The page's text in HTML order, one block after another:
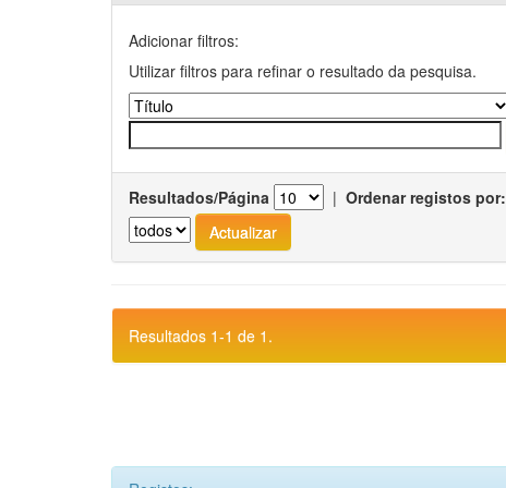
Adicionar filtros:
Utilizar filtros para refinar o resultado da pesquisa.
Resultados/Página | Ordenar registos por:
Resultados 1-1 de 1.